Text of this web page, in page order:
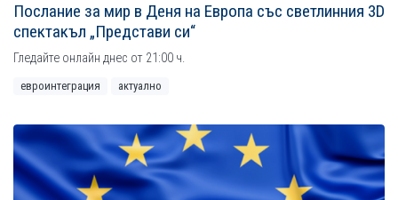
Послание за мир в Деня на Европа със светлинния 3D
спектакъл „Представи си“
Гледайте онлайн днес от 21:00 ч.
евроинтеграция актуално